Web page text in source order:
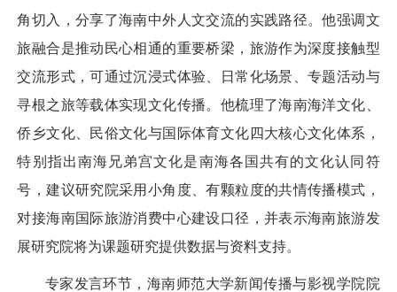
角切入，分享了海南中外人文交流的实践路径。他强调文
旅融合是推动民心相通的重要桥梁，旅游作为深度接触型
交流形式，可通过沉浸式体验、日常化场景、专题活动与
寻根之旅等载体实现文化传播。他梳理了海南海洋文化、
侨乡文化、民俗文化与国际体育文化四大核心文化体系，
特别指出南海兄弟宫文化是南海各国共有的文化认同符
号，建议研究院采用小角度、有颗粒度的共情传播模式，
对接海南国际旅游消费中心建设口径，并表示海南旅游发
展研究院将为课题研究提供数据与资料支持。
专家发言环节，海南师范大学新闻传播与影视学院院